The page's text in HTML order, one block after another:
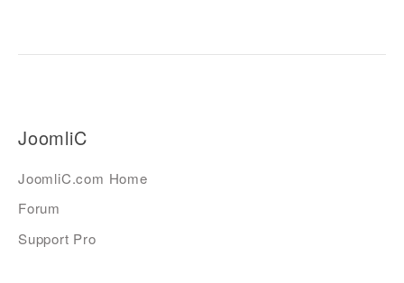
JoomliC
JoomliC.com Home
Forum
Support Pro